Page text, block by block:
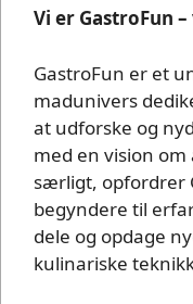
Vi er GastroFun
GastroFun er et
madunivers
at udforske og
med en vision
særligt, opfordrer
begyndere til
dele og opdage
kulinariske